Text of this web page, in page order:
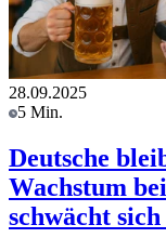
28.09.2025
5 Min.
Deutsche
Wachstum
schwächt sich